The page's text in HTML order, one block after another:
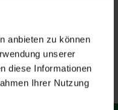
anbieten zu können
unserer
diese Informationen
Ihrer Nutzung